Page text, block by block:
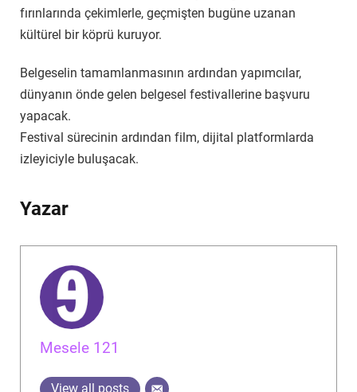
fırınlarında çekimlerle, geçmişten bugüne uzanan
kültürel bir köprü kuruyor.
Belgeselin tamamlanmasının ardından yapımcılar,
dünyanın önde gelen belgesel festivallerine başvuru
yapacak.
Festival sürecinin ardından film, dijital platformlarda
izleyiciyle buluşacak.
Yazar
Mesele 121
View all posts